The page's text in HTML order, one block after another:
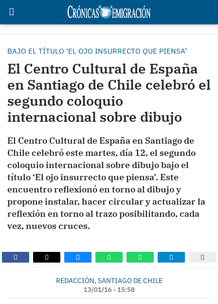
BAJO EL TÍTULO ‘EL OJO INSURRECTO QUE PIENSA’
El Centro Cultural de España
en Santiago de Chile celebró el
segundo coloquio
internacional sobre dibujo
El Centro Cultural de España en Santiago de
Chile celebró este martes, día 12, el segundo
coloquio internacional sobre dibujo bajo el
título ‘El ojo insurrecto que piensa’. Este
encuentro reflexionó en torno al dibujo y
propone instalar, hacer circular y actualizar la
reflexión en torno al trazo posibilitando, cada
vez, nuevos cruces.
REDACCIÓN, SANTIAGO DE CHILE
13/01/16 - 15:58